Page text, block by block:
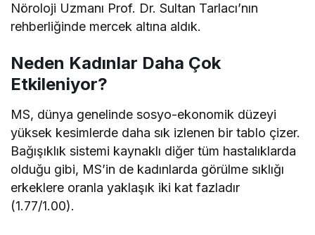
Nöroloji Uzmanı Prof. Dr. Sultan Tarlacı’nın
rehberliğinde mercek altına aldık.
Neden Kadınlar Daha Çok
Etkileniyor?
MS, dünya genelinde sosyo-ekonomik düzeyi
yüksek kesimlerde daha sık izlenen bir tablo çizer.
Bağışıklık sistemi kaynaklı diğer tüm hastalıklarda
olduğu gibi, MS’in de kadınlarda görülme sıklığı
erkeklere oranla yaklaşık iki kat fazladır
(1.77/1.00).